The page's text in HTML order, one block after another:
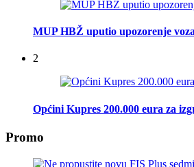
MUP HBŽ uputio upozorenje
2
Općini Kupres 200.000 eura za
Promo